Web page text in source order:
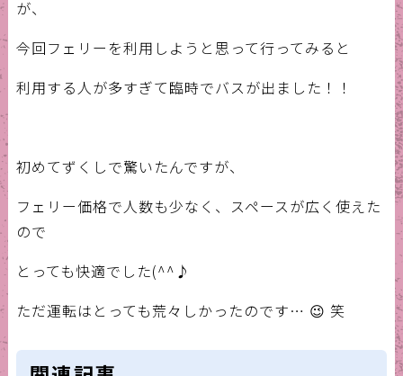
が、
今回フェリーを利用しようと思って行ってみると
利用する人が多すぎて臨時でバスが出ました！！
初めてずくしで驚いたんですが、
フェリー価格で人数も少なく、スペースが広く使えた
ので
とっても快適でした(^^♪
ただ運転はとっても荒々しかったのです… 😉 笑